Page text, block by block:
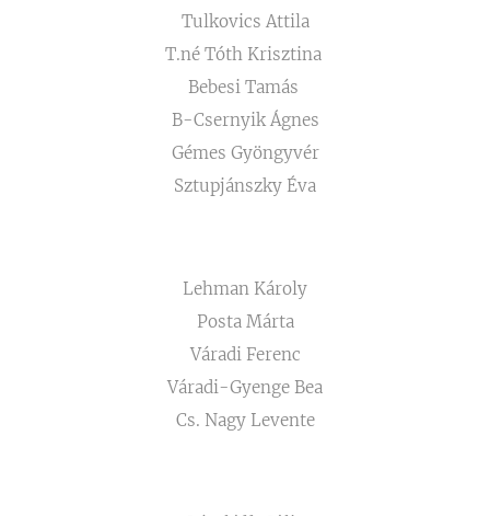
Tulkovics Attila
T.né Tóth Krisztina
Bebesi Tamás
B-Csernyik Ágnes
Gémes Gyöngyvér
Sztupjánszky Éva
Lehman Károly
Posta Márta
Váradi Ferenc
Váradi-Gyenge Bea
Cs. Nagy Levente